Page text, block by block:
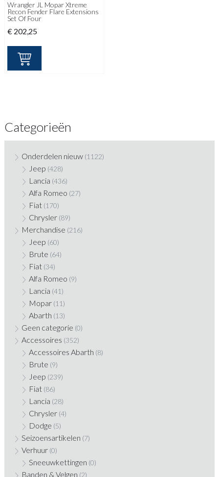
Wrangler JL Mopar Xtreme
Recon Fender Flare Extensions
Set Of Four
€ 202,25
Categorieën
Onderdelen nieuw (1122)
Jeep (428)
Lancia (436)
Alfa Romeo (27)
Fiat (170)
Chrysler (89)
Merchandise (216)
Jeep (60)
Brute (64)
Fiat (34)
Alfa Romeo (9)
Lancia (41)
Mopar (11)
Abarth (13)
Geen categorie (0)
Accessoires (352)
Accessoires Abarth (8)
Brute (9)
Jeep (239)
Fiat (86)
Lancia (28)
Chrysler (4)
Dodge (5)
Seizoensartikelen (7)
Verhuur (0)
Sneeuwkettingen (0)
Banden & Velgen (2)